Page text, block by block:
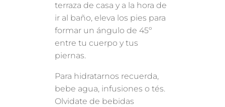
terraza de casa y a la hora de
ir al baño, eleva los pies para
formar un ángulo de 45º
entre tu cuerpo y tus
piernas.
Para hidratarnos recuerda,
bebe agua, infusiones o tés.
Olvidate de bebidas